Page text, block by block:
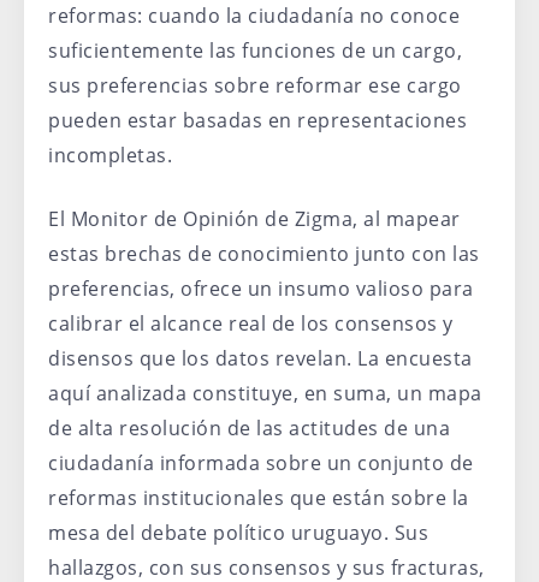
reformas: cuando la ciudadanía no conoce
suficientemente las funciones de un cargo,
sus preferencias sobre reformar ese cargo
pueden estar basadas en representaciones
incompletas.
El Monitor de Opinión de Zigma, al mapear
estas brechas de conocimiento junto con las
preferencias, ofrece un insumo valioso para
calibrar el alcance real de los consensos y
disensos que los datos revelan. La encuesta
aquí analizada constituye, en suma, un mapa
de alta resolución de las actitudes de una
ciudadanía informada sobre un conjunto de
reformas institucionales que están sobre la
mesa del debate político uruguayo. Sus
hallazgos, con sus consensos y sus fracturas,